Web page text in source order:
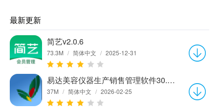
最新更新
简艺v2.0.6
73.3M / 简体中文 / 2025-12-31
易达美容仪器生产销售管理软件30.1.8 专业版
37M / 简体中文 / 2026-02-25